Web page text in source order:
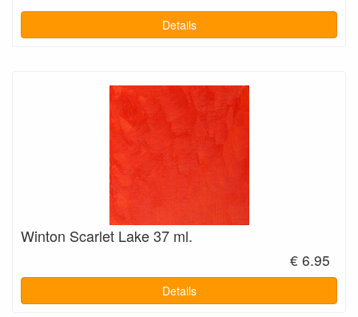
Details
Winton Scarlet Lake 37 ml.
€ 6.95
Details